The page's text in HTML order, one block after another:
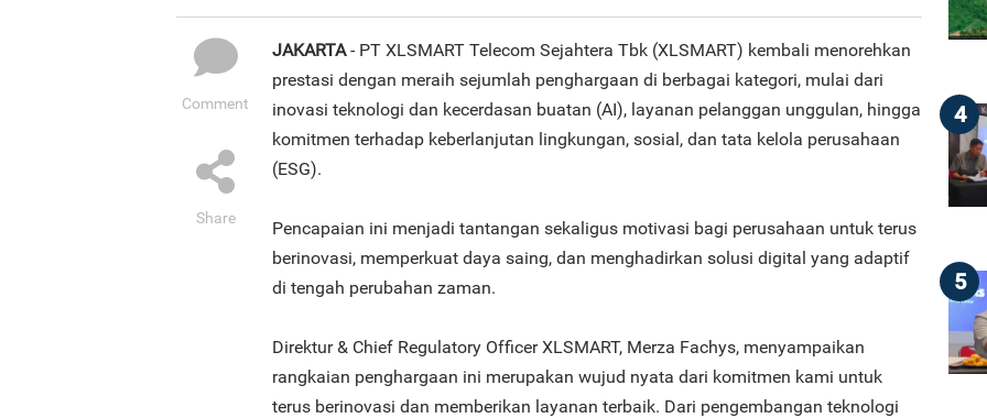
Comment
Share
JAKARTA- PT XLSMART Telecom Sejahtera Tbk (XLSMART) kembali menorehkan
prestasi dengan meraih sejumlah penghargaan di berbagai kategori, mulai dari
inovasi teknologi dan kecerdasan buatan (AI), layanan pelanggan unggulan, hingga
komitmen terhadap keberlanjutan lingkungan, sosial, dan tata kelola perusahaan
(ESG).
Pencapaian ini menjadi tantangan sekaligus motivasi bagi perusahaan untuk terus
berinovasi, memperkuat daya saing, dan menghadirkan solusi digital yang adaptif
di tengah perubahan zaman.
Direktur & Chief Regulatory Officer XLSMART, Merza Fachys, menyampaikan
rangkaian penghargaan ini merupakan wujud nyata dari komitmen kami untuk
terus berinovasi dan memberikan layanan terbaik. Dari pengembangan teknologi
4
5